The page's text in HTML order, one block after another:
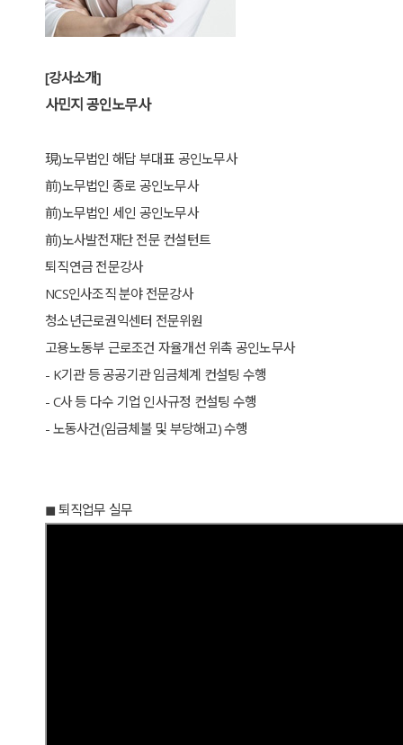
[강사소개]
사민지 공인노무사
現)노무법인 해답 부대표 공인노무사
前)노무법인 종로 공인노무사
前)노무법인 세인 공인노무사
前)노사발전재단 전문 컨설턴트
퇴직연금 전문강사
NCS인사조직 분야 전문강사
청소년근로권익센터 전문위원
고용노동부 근로조건 자율개선 위촉 공인노무사
- K기관 등 공공기관 임금체계 컨설팅 수행
- C사 등 다수 기업 인사규정 컨설팅 수행
- 노동사건(임금체불 및 부당해고) 수행
◼︎ 퇴직업무 실무